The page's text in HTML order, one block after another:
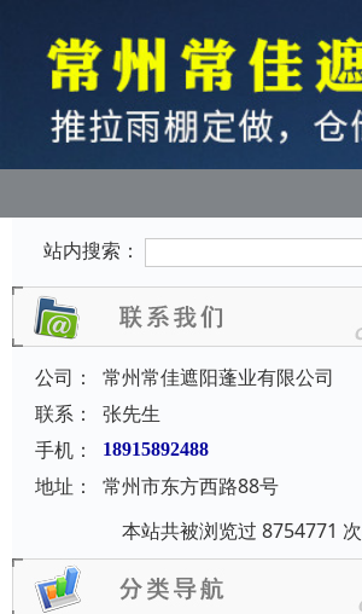
站内搜索：
公司：
常州常佳遮阳蓬业有限公司
联系：
张先生
手机：
18915892488
地址：
常州市东方西路88号
本站共被浏览过 8754771 次